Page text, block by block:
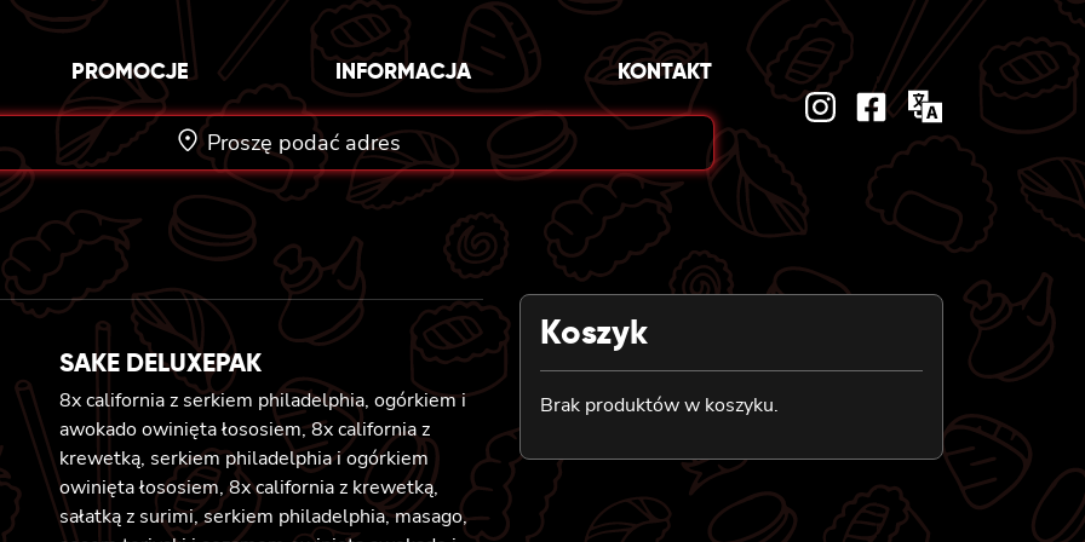
PROMOCJE INFORMACJA KONTAKT
Proszę podać adres
SAKE DELUXEPAK
8x california z serkiem philadelphia, ogórkiem i
awokado owinięta łososiem, 8x california z
krewetką, serkiem philadelphia i ogórkiem
owinięta łososiem, 8x california z krewetką,
sałatką z surimi, serkiem philadelphia, masago,
Koszyk
Brak produktów w koszyku.